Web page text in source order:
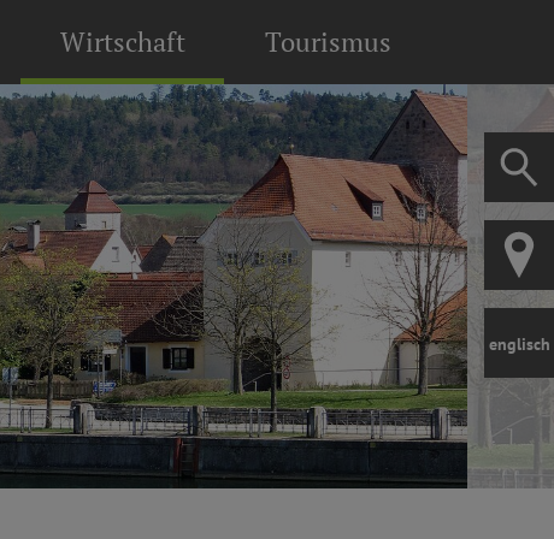
Wirtschaft Tourismus
englisch